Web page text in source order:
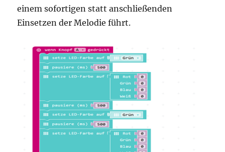
einem sofortigen statt anschließenden
Einsetzen der Melodie führt.